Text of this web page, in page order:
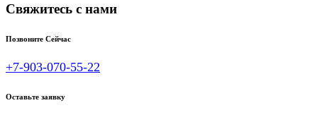
Свяжитесь с нами
Позвоните Сейчас
+7-903-070-55-22
Оставьте заявку